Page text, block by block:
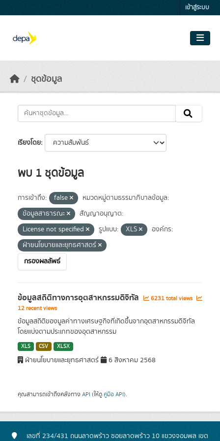
เข้าสู่ระบบ
ชุดข้อมูล
เรียงโดย
พบ 1 ชุดข้อมูล
การเข้าถึง: false
หมวดหมู่ตามธรรมาภิบาลข้อมูล:
ข้อมูลสาธารณะ
สัญญาอนุญาต:
License not specified
รูปแบบ: XLS
องค์กร:
ฝ่ายนโยบายและยุทธศาสตร์
กรองผลลัพธ์
ข้อมูลสถิติทางการอุตสาหกรรมดิจิทัล
6231 total views
12 recent views
ข้อมูลสถิติของมูลค่าทางเศรษฐกิจที่เกิดขึ้นจากอุตสาหกรรมดิจิทัล
โดยแบ่งตามประเภทของอุตสาหกรรม
XLS CSV XLSX
ฝ่ายนโยบายและยุทธศาสตร์ 6 สิงหาคม 2568
คุณสามารถเข้าถึงคลังทาง API (ให้ดู คู่มือ API).
เลขที่ 234/431 ถนนลาดพร้าว ซอยลาดพร้าว 10 แขวงจอมพล เขต